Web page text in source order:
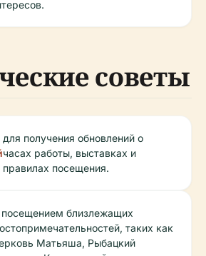
советы
для получения обновлений о
часах работы, выставках и
правилах посещения.
посещением близлежащих
таких как
Матьяша, Рыбацкий